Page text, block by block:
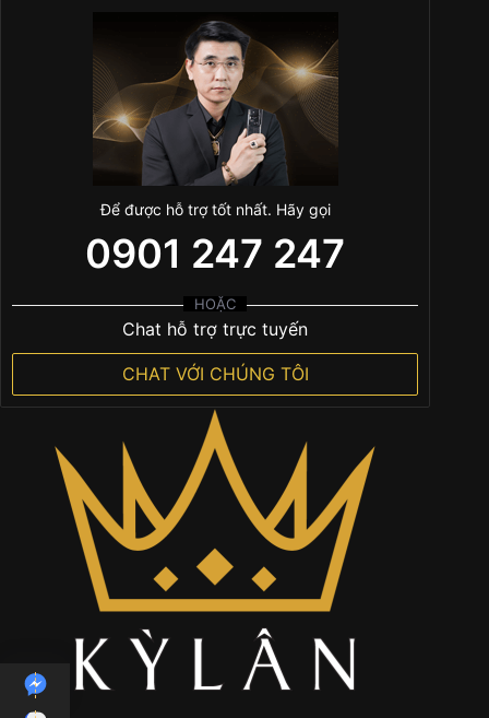
Để được hỗ trợ tốt nhất. Hãy gọi
0901 247 247
HOẶC
Chat hỗ trợ trực tuyến
CHAT VỚI CHÚNG TÔI